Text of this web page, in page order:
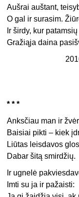
Aušrai auštant,
O gal ir surasim.
Ir širdy, kur
Gražiąja daina
* * *
Anksčiau man ir
Baisiai pikti – kiek
Liūtas leisdavos
Dabar šitą smirdžių.
Ir ugnelė
Imti su ja ir pažaisti: